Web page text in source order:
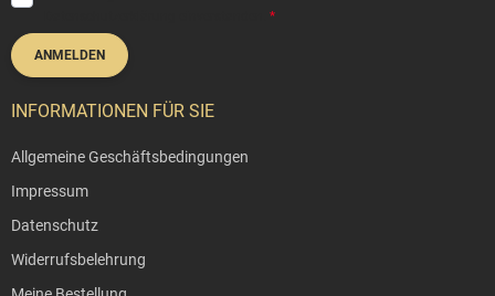
ANMELDEN
INFORMATIONEN FÜR SIE
Allgemeine Geschäftsbedingungen
Impressum
Datenschutz
Widerrufsbelehrung